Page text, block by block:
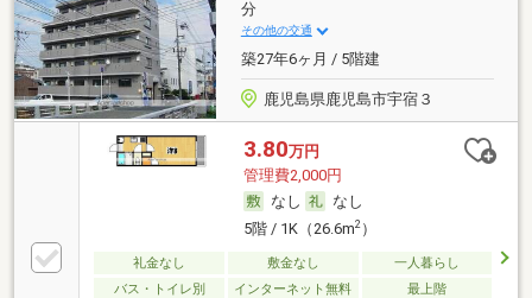
分
その他の交通
築27年6ヶ月 / 5階建
鹿児島県鹿児島市宇宿３
3.80万円
管理費2,000円
なし
なし
5階 / 1K（26.6m2）
礼金なし 敷金なし
一人暮らし
バス・トイレ別
インターネット無料 最上階